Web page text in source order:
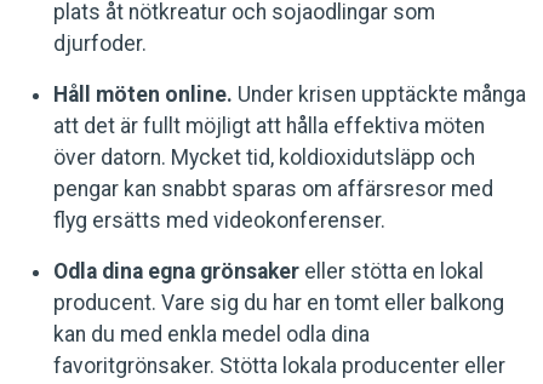
plats åt nötkreatur och sojaodlingar som
djurfoder.
Håll möten online. Under krisen upptäckte många
att det är fullt möjligt att hålla effektiva möten
över datorn. Mycket tid, koldioxidutsläpp och
pengar kan snabbt sparas om affärsresor med
flyg ersätts med videokonferenser.
Odla dina egna grönsaker eller stötta en lokal
producent. Vare sig du har en tomt eller balkong
kan du med enkla medel odla dina
favoritgrönsaker. Stötta lokala producenter eller